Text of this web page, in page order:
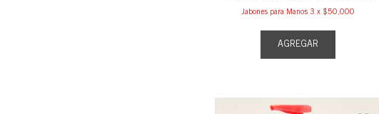
Jabones para Manos 3 x $50,000
AGREGAR